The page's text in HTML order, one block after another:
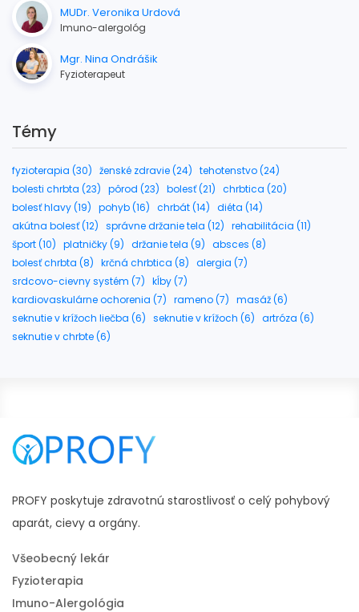
MUDr. Veronika Urdová
Imuno-alergológ
Mgr. Nina Ondrášik
Fyzioterapeut
Témy
fyzioterapia (30) ženské zdravie (24) tehotenstvo (24)
bolesti chrbta (23) pôrod (23) bolesť (21) chrbtica (20)
bolesť hlavy (19) pohyb (16) chrbát (14) diéta (14)
akútna bolesť (12) správne držanie tela (12) rehabilitácia (11)
šport (10) platničky (9) držanie tela (9) absces (8)
bolesť chrbta (8) krčná chrbtica (8) alergia (7)
srdcovo-cievny systém (7) kĺby (7)
kardiovaskulárne ochorenia (7) rameno (7) masáž (6)
seknutie v krížoch liečba (6) seknutie v krížoch (6) artróza (6)
seknutie v chrbte (6)
PROFY poskytuje zdravotnú starostlivosť o celý pohybový
aparát, cievy a orgány.
Všeobecný lekár
Fyzioterapia
Imuno-Alergológia